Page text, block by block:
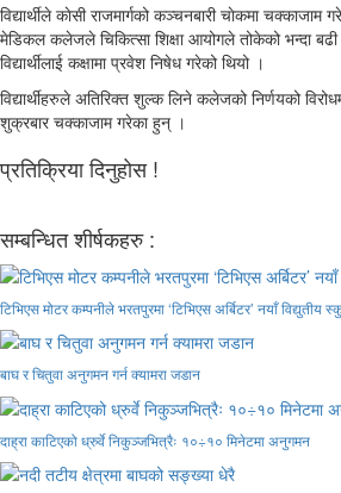
विद्यार्थीले काेसी राजमार्गको कञ्चनबारी चाेकमा
मेडिकल कलेजले चिकित्सा शिक्षा आयोगले तोकेको भन्दा
विद्यार्थीलाई कक्षामा प्रवेश निषेध गरेको थियो ।
विद्यार्थीहरुले अतिरिक्त शुल्क लिने कलेजको निर्णयको
शुक्रबार चक्काजाम गरेका हुन् ।
प्रतिक्रिया दिनुहोस !
सम्बन्धित शीर्षकहरु :
टिभिएस मोटर कम्पनीले भरतपुरमा ‘टिभिएस अर्बिटर’ नयाँ विद्युतीय
बाघ र चितुवा अनुगमन गर्न क्यामरा जडान
दाह्रा काटिएको ध्रुर्वे निकुञ्जभित्रैः १०÷१० मिनेटमा अनुगमन